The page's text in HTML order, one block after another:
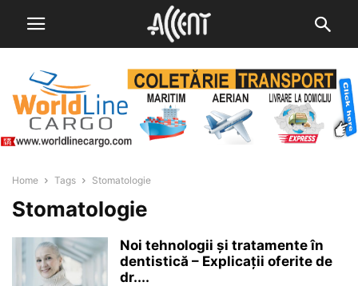
Home Tags Stomatologie
Stomatologie
Noi tehnologii și tratamente în
dentistică – Explicații oferite de
dr....